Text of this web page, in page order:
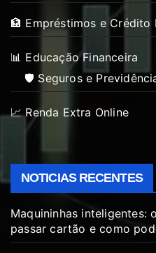
🏦 Empréstimos e Crédito
📊 Educação Financeira
🛡️ Seguros e
📈 Renda Extra Online
NOTICIAS RECENTES
Maquininhas inteligentes:
passar cartão e como